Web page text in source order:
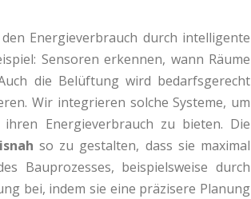
Energieverbrauch durch intelligente
Sensoren erkennen, wann Räume
die Belüftung wird bedarfsgerecht
Wir integrieren solche Systeme, um
Energieverbrauch zu bieten. Die
so zu gestalten, dass sie maximal
Bauprozesses, beispielsweise durch
bei, indem sie eine präzisere Planung